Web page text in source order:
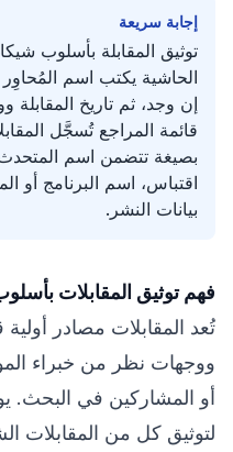
إجابة سريعة
توثيق المقابلة بأسلوب
الحاشية يكتب اسم المُحاوِر
إن وجد، ثم تاريخ
قائمة المراجع تُسجَّل
بصيغة تتضمن اسم
اقتباس، اسم البرنامج أو
بيانات النشر.
فهم توثيق المقابلات
تُعد المقابلات مصادر
ووجهات نظر من خبراء
أو المشاركين في البحث.
لتوثيق كل من المقابلات